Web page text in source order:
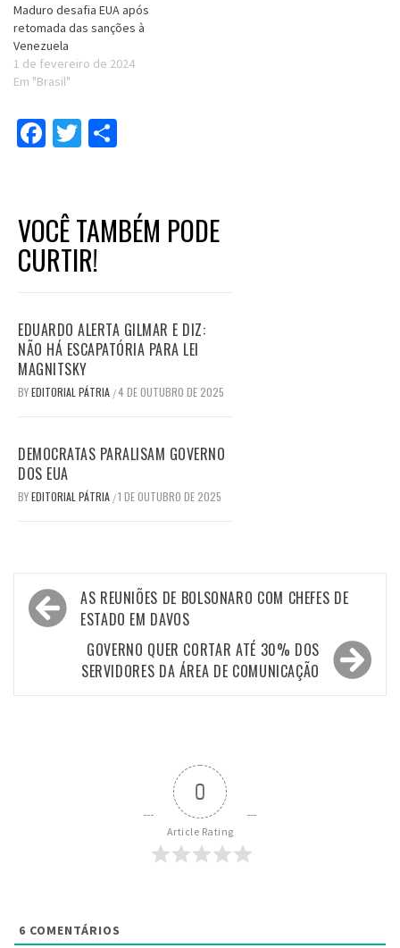
Maduro desafia EUA após
retomada das sanções à
Venezuela
1 de fevereiro de 2024
Em "Brasil"
Facebook
Twitter
VOCÊ TAMBÉM PODE
CURTIR!
EDUARDO ALERTA GILMAR E DIZ:
NÃO HÁ ESCAPATÓRIA PARA LEI
MAGNITSKY
BYEDITORIAL PÁTRIA /4 DE OUTUBRO DE 2025
DEMOCRATAS PARALISAM GOVERNO
DOS EUA
BYEDITORIAL PÁTRIA /1 DE OUTUBRO DE 2025
Navegação
de
AS REUNIÕES DE BOLSONARO COM CHEFES DE
ESTADO EM DAVOS
GOVERNO QUER CORTAR ATÉ 30% DOS
SERVIDORES DA ÁREA DE COMUNICAÇÃO
0
Article Rating
6 COMENTÁRIOS